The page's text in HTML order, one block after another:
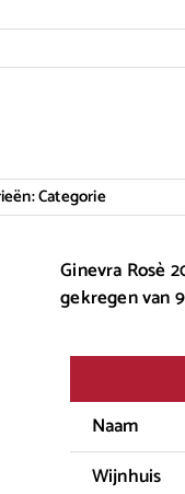
Categorie
Ginevra Rosè
gekregen van
Naam
Wijnhuis